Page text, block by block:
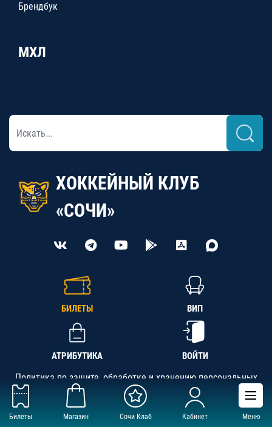
Билеты Магазин Сочи Клаб Кабинет Меню
Брендбук
МХЛ
ХОККЕЙНЫЙ КЛУБ
«СОЧИ»
БИЛЕТЫ ВИП
АТРИБУТИКА ВОЙТИ
Политика по защите, обработке и хранению персональных
данных
АНО «СК «Кубань-Регион», ОГРН 1142300002349,